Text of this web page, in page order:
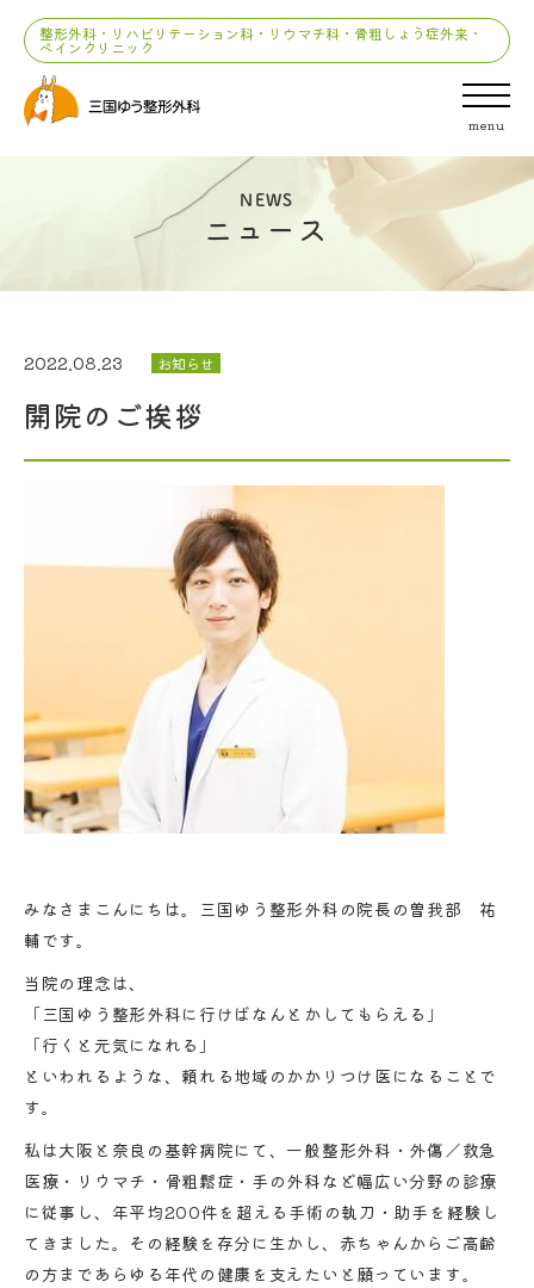
整形外科・リハビリテーション科・リウマチ科・骨粗しょう症外来・
ペインクリニック
menu
NEWS
ニュース
2022.08.23 お知らせ
開院のご挨拶
みなさまこんにちは。三国ゆう整形外科の院長の曽我部 祐
輔です。
当院の理念は、
「三国ゆう整形外科に行けばなんとかしてもらえる」
「行くと元気になれる」
といわれるような、頼れる地域のかかりつけ医になることで
す。
私は大阪と奈良の基幹病院にて、一般整形外科・外傷／救急
医療・リウマチ・骨粗鬆症・手の外科など幅広い分野の診療
に従事し、年平均200件を超える手術の執刀・助手を経験し
てきました。その経験を存分に生かし、赤ちゃんからご高齢
の方まであらゆる年代の健康を支えたいと願っています。